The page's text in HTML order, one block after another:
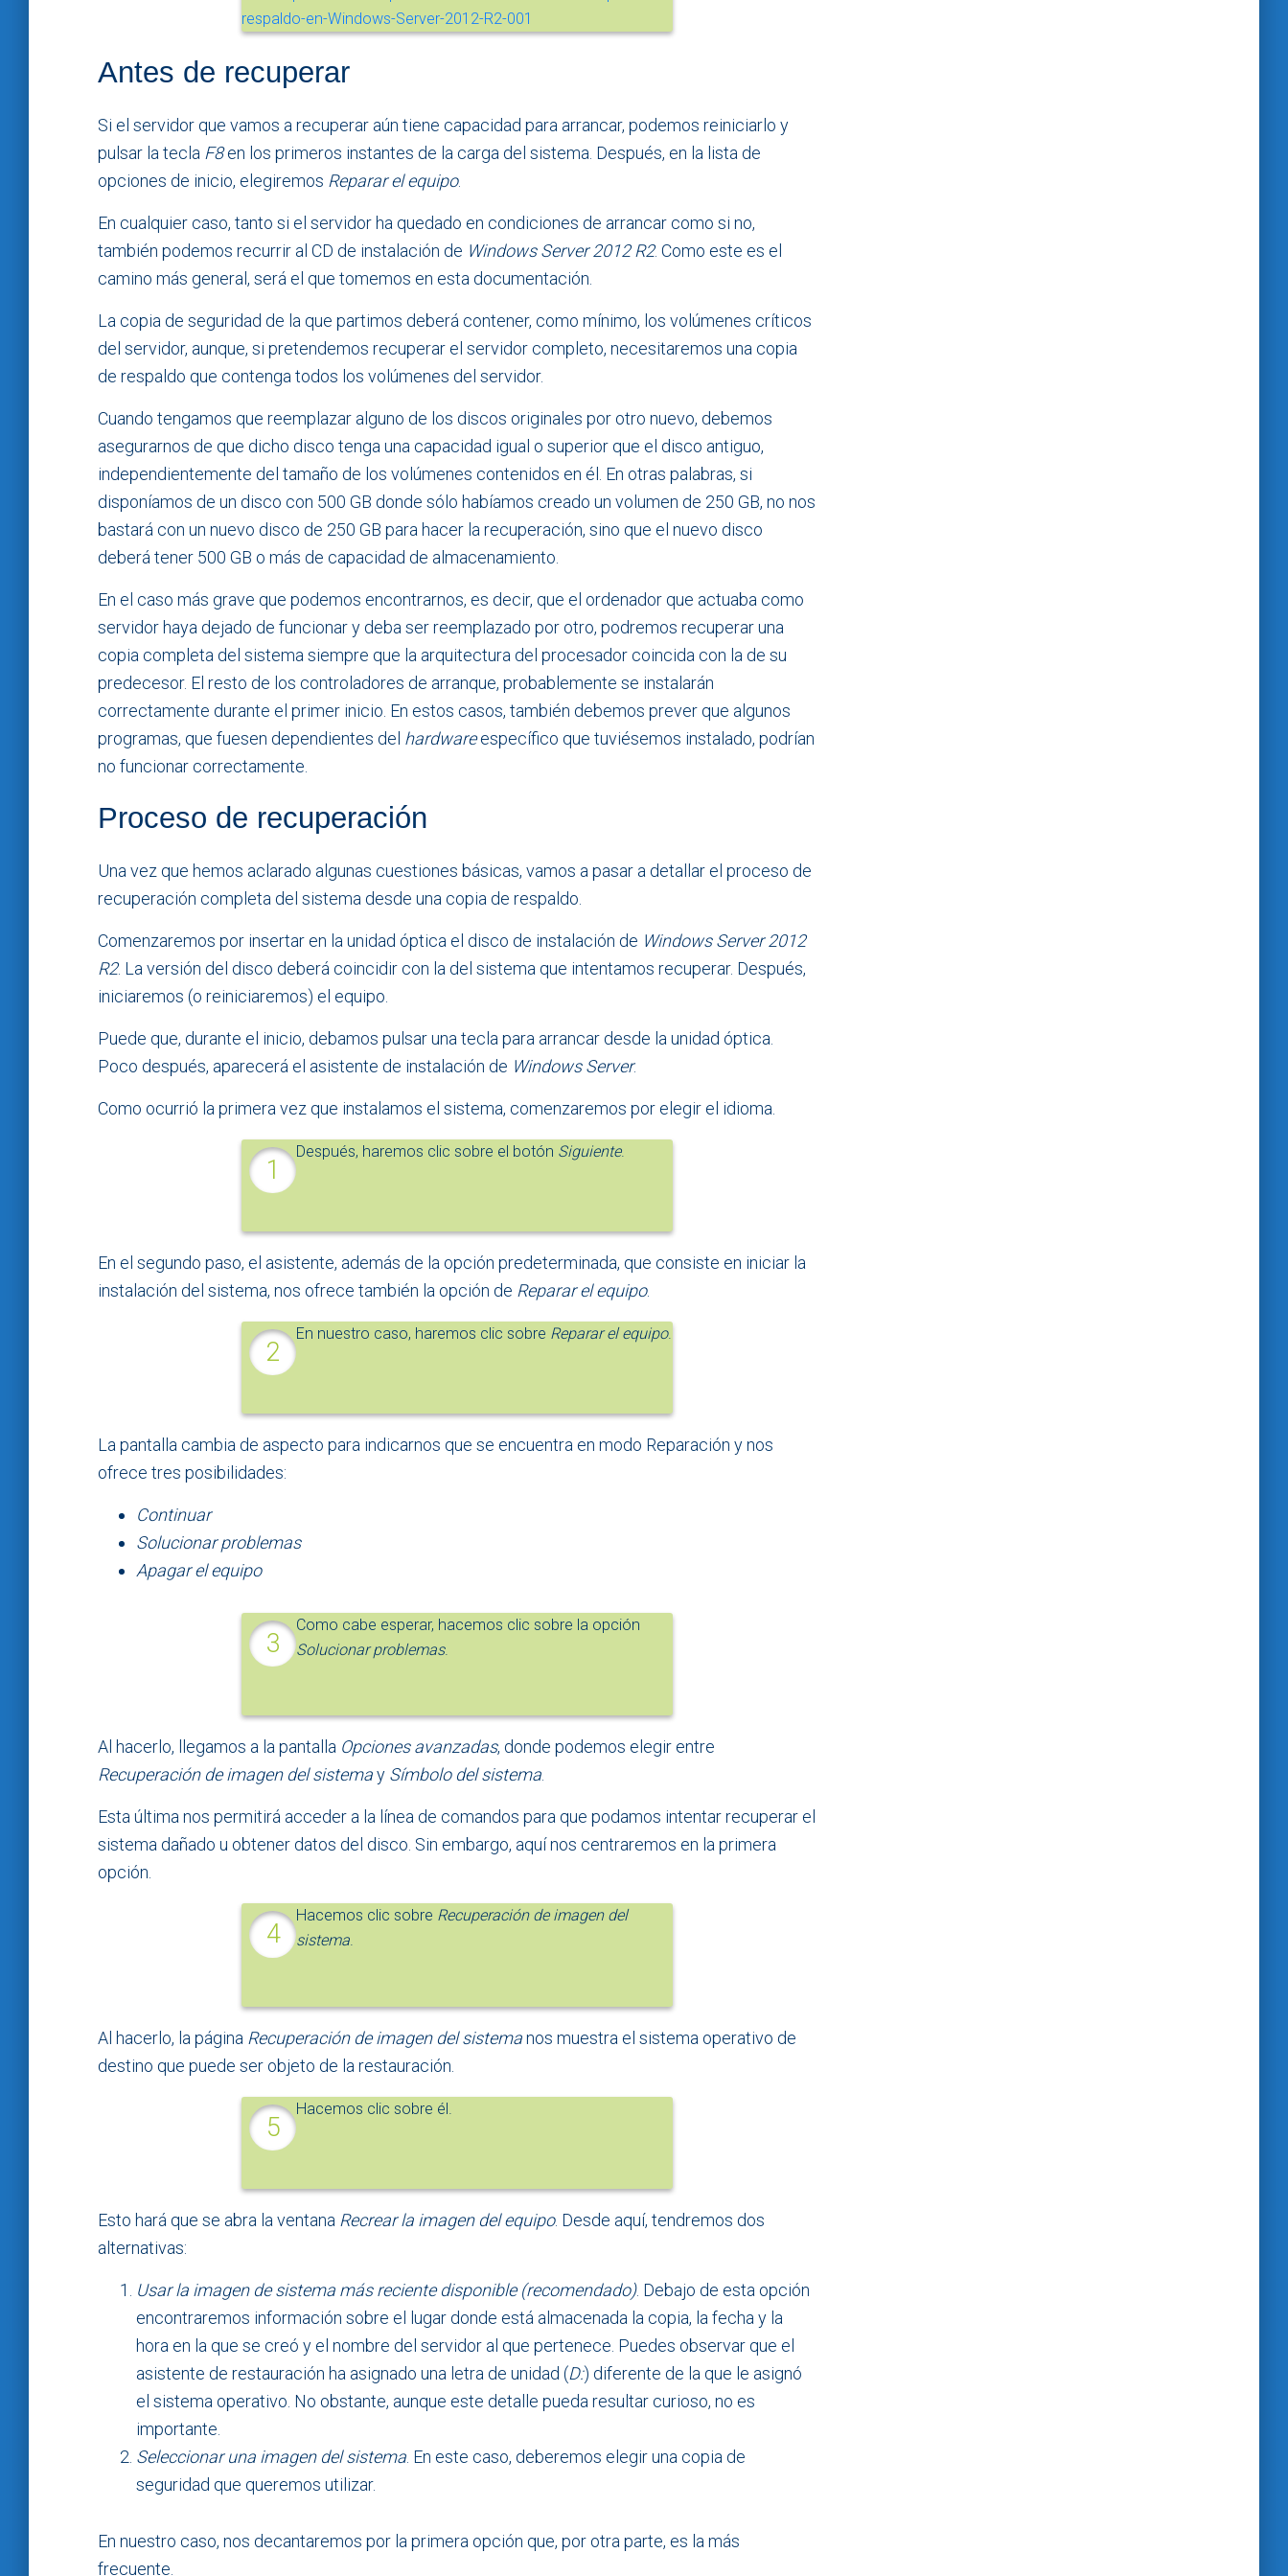
Antes de recuperar
Si el servidor que vamos a recuperar aún tiene capacidad para arrancar, podemos reiniciarlo y
pulsar la tecla F8en los primeros instantes de la carga del sistema. Después, en la lista de
opciones de inicio, elegiremos Reparar el equipo.
En cualquier caso, tanto si el servidor ha quedado en condiciones de arrancar como si no,
también podemos recurrir al CD de instalación de Windows Server 2012 R2. Como este es el
camino más general, será el que tomemos en esta documentación.
La copia de seguridad de la que partimos deberá contener, como mínimo, los volúmenes críticos
del servidor, aunque, si pretendemos recuperar el servidor completo, necesitaremos una copia
de respaldo que contenga todos los volúmenes del servidor.
Cuando tengamos que reemplazar alguno de los discos originales por otro nuevo, debemos
asegurarnos de que dicho disco tenga una capacidad igual o superior que el disco antiguo,
independientemente del tamaño de los volúmenes contenidos en él. En otras palabras, si
disponíamos de un disco con 500 GB donde sólo habíamos creado un volumen de 250 GB, no nos
bastará con un nuevo disco de 250 GB para hacer la recuperación, sino que el nuevo disco
deberá tener 500 GB o más de capacidad de almacenamiento.
En el caso más grave que podemos encontrarnos, es decir, que el ordenador que actuaba como
servidor haya dejado de funcionar y deba ser reemplazado por otro, podremos recuperar una
copia completa del sistema siempre que la arquitectura del procesador coincida con la de su
predecesor. El resto de los controladores de arranque, probablemente se instalarán
correctamente durante el primer inicio. En estos casos, también debemos prever que algunos
programas, que fuesen dependientes del hardwareespecífico que tuviésemos instalado, podrían
no funcionar correctamente.
Proceso de recuperación
Una vez que hemos aclarado algunas cuestiones básicas, vamos a pasar a detallar el proceso de
recuperación completa del sistema desde una copia de respaldo.
Comenzaremos por insertar en la unidad óptica el disco de instalación de Windows Server 2012
R2. La versión del disco deberá coincidir con la del sistema que intentamos recuperar. Después,
iniciaremos (o reiniciaremos) el equipo.
Puede que, durante el inicio, debamos pulsar una tecla para arrancar desde la unidad óptica.
Poco después, aparecerá el asistente de instalación de Windows Server.
Como ocurrió la primera vez que instalamos el sistema, comenzaremos por elegir el idioma.
Después, haremos clic sobre el botón Siguiente.
En el segundo paso, el asistente, además de la opción predeterminada, que consiste en iniciar la
instalación del sistema, nos ofrece también la opción de Reparar el equipo.
En nuestro caso, haremos clic sobre Reparar el equipo.
La pantalla cambia de aspecto para indicarnos que se encuentra en modo Reparación y nos
ofrece tres posibilidades:
Continuar
Solucionar problemas
Apagar el equipo
Como cabe esperar, hacemos clic sobre la opción
Solucionar problemas.
Al hacerlo, llegamos a la pantalla Opciones avanzadas, donde podemos elegir entre
Recuperación de imagen del sistemay Símbolo del sistema
Esta última nos permitirá acceder a la línea de comandos para que podamos intentar recuperar el
sistema dañado u obtener datos del disco. Sin embargo, aquí nos centraremos en la primera
opción.
Hacemos clic sobre Recuperación de imagen del
sistema.
Al hacerlo, la página Recuperación de imagen del sistemanos muestra el sistema operativo de
destino que puede ser objeto de la restauración.
Hacemos clic sobre él.
Esto hará que se abra la ventana Recrear la imagen del equipo. Desde aquí, tendremos dos
alternativas:
Usar la imagen de sistema más reciente disponible (recomendado). Debajo de esta opción
encontraremos información sobre el lugar donde está almacenada la copia, la fecha y la
hora en la que se creó y el nombre del servidor al que pertenece. Puedes observar que el
asistente de restauración ha asignado una letra de unidad (D:) diferente de la que le asignó
el sistema operativo. No obstante, aunque este detalle pueda resultar curioso, no es
importante.
Seleccionar una imagen del sistema . En este caso, deberemos elegir una copia de
seguridad que queremos utilizar.
En nuestro caso, nos decantaremos por la primera opción que, por otra parte, es la más
frecuente.